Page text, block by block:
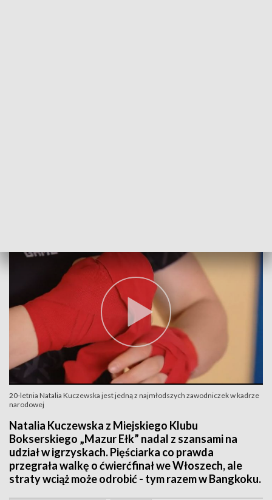
20-letnia Natalia Kuczewska jest jedną z najmłodszych zawodniczek w kadrze
narodowej
Natalia Kuczewska z Miejskiego Klubu
Bokserskiego „Mazur Ełk” nadal z szansami na
udział w igrzyskach. Pięściarka co prawda
przegrała walkę o ćwierćfinał we Włoszech, ale
straty wciąż może odrobić - tym razem w Bangkoku.